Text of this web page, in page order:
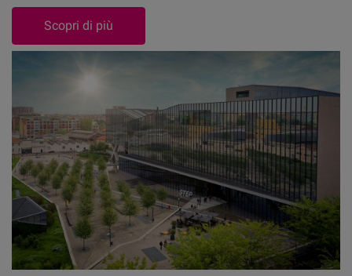
Scopri di più